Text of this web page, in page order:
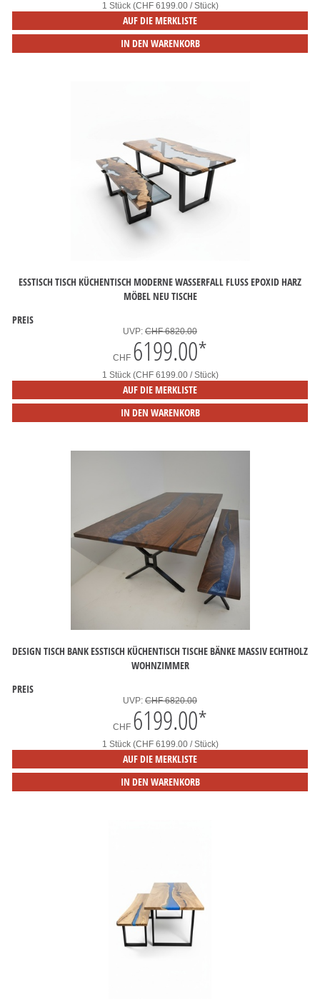
1 Stück (CHF 6199.00 / Stück)
AUF DIE MERKLISTE
IN DEN WARENKORB
ESSTISCH TISCH KÜCHENTISCH MODERNE WASSERFALL FLUSS EPOXID HARZ
MÖBEL NEU TISCHE
PREIS
UVP: CHF 6820.00
CHF 6199.00*
1 Stück (CHF 6199.00 / Stück)
AUF DIE MERKLISTE
IN DEN WARENKORB
DESIGN TISCH BANK ESSTISCH KÜCHENTISCH TISCHE BÄNKE MASSIV ECHTHOLZ
WOHNZIMMER
PREIS
UVP: CHF 6820.00
CHF 6199.00*
1 Stück (CHF 6199.00 / Stück)
AUF DIE MERKLISTE
IN DEN WARENKORB